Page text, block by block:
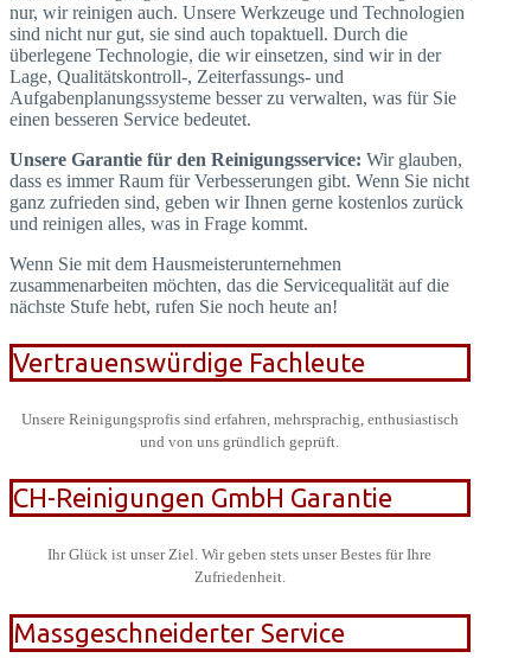
nur, wir reinigen auch. Unsere Werkzeuge und Technologien
sind nicht nur gut, sie sind auch topaktuell. Durch die
überlegene Technologie, die wir einsetzen, sind wir in der
Lage, Qualitätskontroll-, Zeiterfassungs- und
Aufgabenplanungssysteme besser zu verwalten, was für Sie
einen besseren Service bedeutet.
Unsere Garantie für den Reinigungsservice: Wir glauben,
dass es immer Raum für Verbesserungen gibt. Wenn Sie nicht
ganz zufrieden sind, geben wir Ihnen gerne kostenlos zurück
und reinigen alles, was in Frage kommt.
Wenn Sie mit dem Hausmeisterunternehmen
zusammenarbeiten möchten, das die Servicequalität auf die
nächste Stufe hebt, rufen Sie noch heute an!
Vertrauenswürdige Fachleute
Unsere Reinigungsprofis sind erfahren, mehrsprachig, enthusiastisch
und von uns gründlich geprüft.
CH-Reinigungen GmbH Garantie
Ihr Glück ist unser Ziel. Wir geben stets unser Bestes für Ihre
Zufriedenheit.
Massgeschneiderter Service